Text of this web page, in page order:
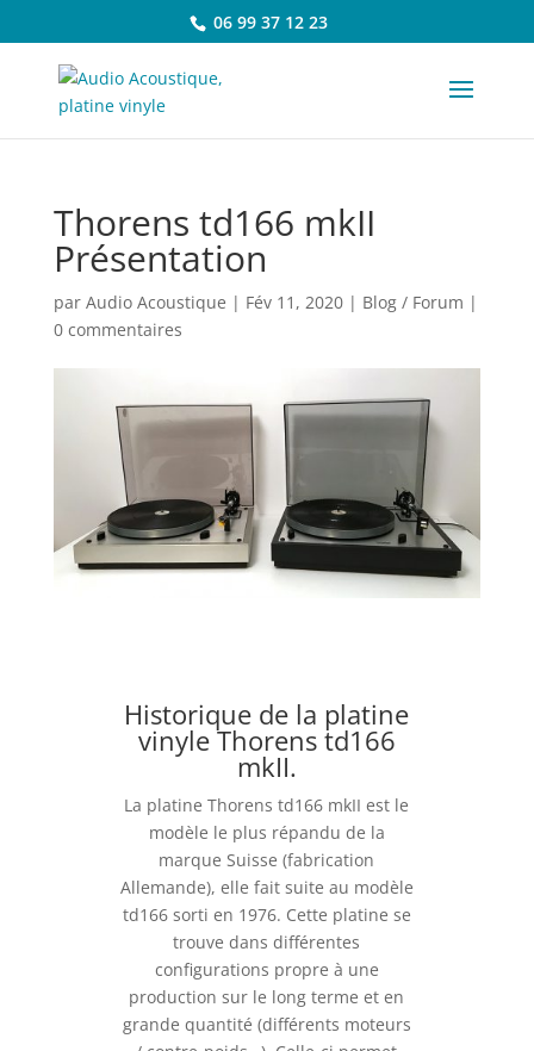
06 99 37 12 23
Thorens td166 mkII
Présentation
par Audio Acoustique | Fév 11, 2020| Blog / Forum |
0 commentaires
Historique de la platine
vinyle Thorens td166
mkII.
La platine Thorens td166 mkII est le
modèle le plus répandu de la
marque Suisse (fabrication
Allemande), elle fait suite au modèle
td166 sorti en 1976. Cette platine se
trouve dans différentes
configurations propre à une
production sur le long terme et en
grande quantité (différents moteurs